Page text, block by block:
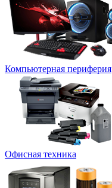
Компьютерная периферия
Офисная техника